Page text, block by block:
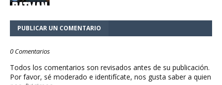
PUBLICAR UN COMENTARIO
0 Comentarios
Todos los comentarios son revisados antes de su publicación.
Por favor, sé moderado e identifícate, nos gusta saber a quien